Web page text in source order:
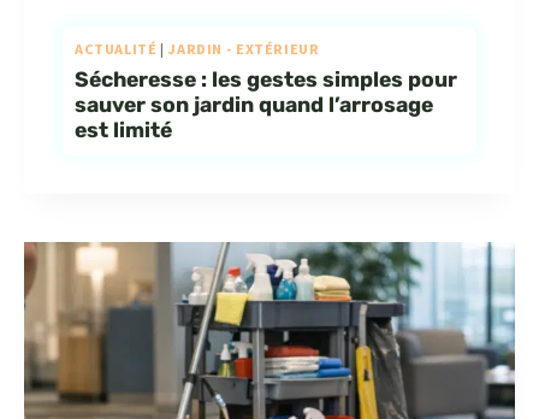
ACTUALITÉ | JARDIN - EXTÉRIEUR
Sécheresse : les gestes simples pour
sauver son jardin quand l’arrosage
est limité